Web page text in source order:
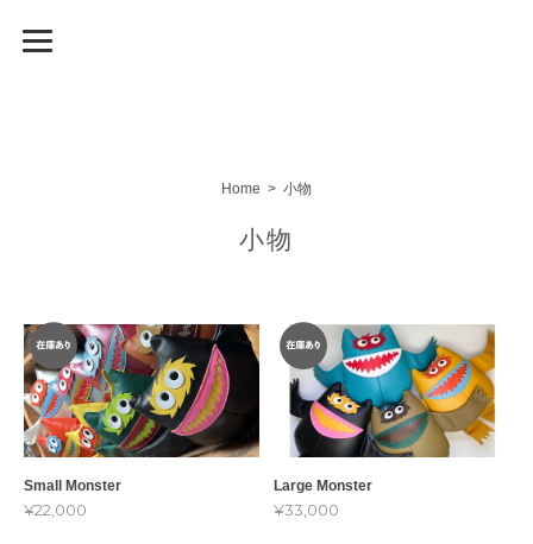
Home 小物
小物
Small Monster
¥22,000
Large Monster
¥33,000